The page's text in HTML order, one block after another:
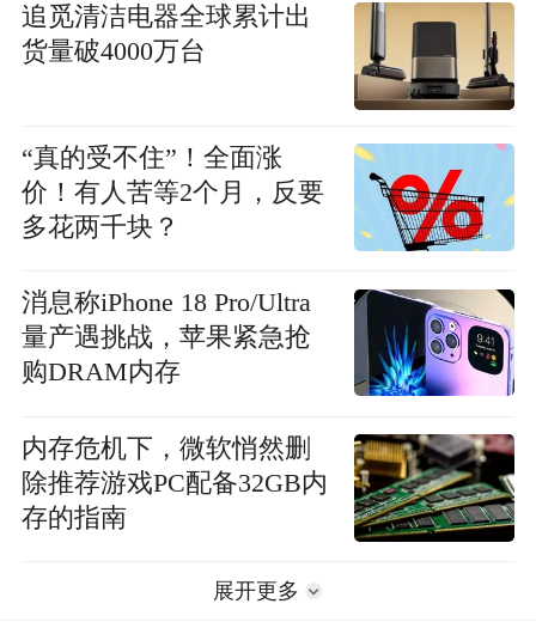
追觅清洁电器全球累计出
货量破4000万台
“真的受不住”！全面涨
价！有人苦等2个月，反要
多花两千块？
消息称iPhone 18 Pro/Ultra
量产遇挑战，苹果紧急抢
购DRAM内存
内存危机下，微软悄然删
除推荐游戏PC配备32GB内
存的指南
展开更多